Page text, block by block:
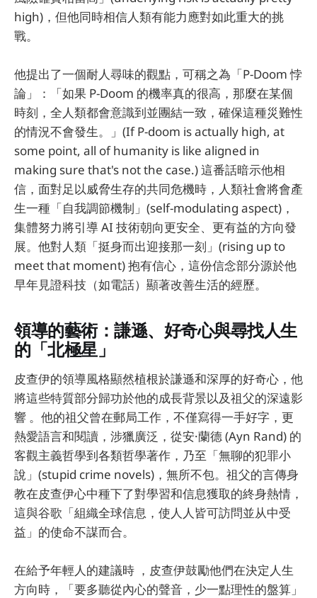
high)，但他同時相信人類有能力應對如此重大的挑
戰。
他提出了一個耐人尋味的觀點，可稱之為「P-Doom 悖
論」：「如果 P-Doom 的機率真的很高，那麼在某個
時刻，全人類都會意識到並團結一致，確保這種災難性
的情況不會發生。」(If P-doom is actually high, at
some point, all of humanity is like aligned in
making sure that's not the case.) 這番話暗示他相
信，面對足以威脅生存的共同危機時，人類社會將會產
生一種「自我調節機制」(self-modulating aspect)，
集體努力將引導 AI 技術朝向更安全、更有益的方向發
展。他對人類「挺身而出迎接那一刻」(rising up to
meet that moment) 抱有信心，這份信念部分源於他
早年見證科技（如電話）顯著改善生活的經歷。
領導的藝術：謙遜、好奇心與尋找人生
的「北極星」
皮查伊的領導風格顯然植根於謙遜和深厚的好奇心，他
將這些特質部分歸功於他的成長背景以及祖父的深遠影
響 。他的祖父曾在郵局工作，不僅寫得一手好字，更
熱愛語言和閱讀，涉獵廣泛，從安·蘭德 (Ayn Rand) 的
客觀主義哲學到各類哲學著作，乃至「無聊的犯罪小
說」(stupid crime novels)，無所不包。祖父的言傳身
教在皮查伊心中種下了對學習和信息獲取的終身熱情，
這與谷歌「組織全球信息，使人人皆可訪問並从中受
益」的使命不謀而合。
在給予年輕人的建議時 ，皮查伊鼓勵他們在決定人生
方向時，「要多聽從內心的聲音，少一點理性的盤算」